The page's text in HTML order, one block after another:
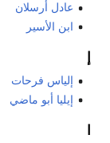
عادل أرسلان
ابن الأسير
إ
إلياس فرحات
إيليا أبو ماضي